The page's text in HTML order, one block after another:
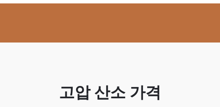
고압 산소 가격